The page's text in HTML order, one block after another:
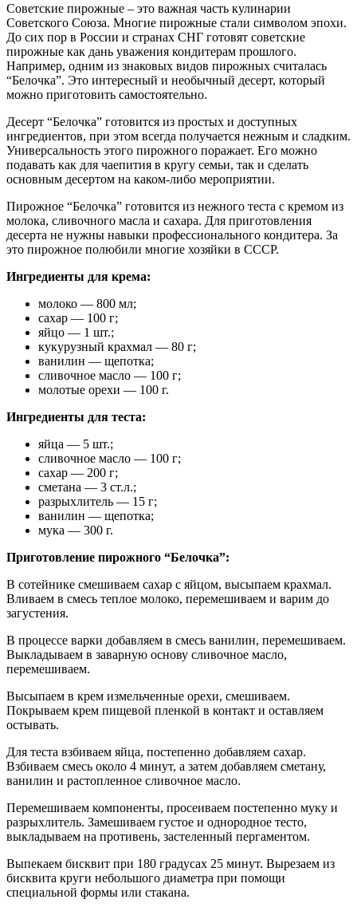
Советские пирожные – это важная часть кулинарии
Советского Союза. Многие пирожные стали символом эпохи.
До сих пор в России и странах СНГ готовят советские
пирожные как дань уважения кондитерам прошлого.
Например, одним из знаковых видов пирожных считалась
“Белочка”. Это интересный и необычный десерт, который
можно приготовить самостоятельно.
Десерт “Белочка” готовится из простых и доступных
ингредиентов, при этом всегда получается нежным и сладким.
Универсальность этого пирожного поражает. Его можно
подавать как для чаепития в кругу семьи, так и сделать
основным десертом на каком-либо мероприятии.
Пирожное “Белочка” готовится из нежного теста с кремом из
молока, сливочного масла и сахара. Для приготовления
десерта не нужны навыки профессионального кондитера. За
это пирожное полюбили многие хозяйки в СССР.
Ингредиенты для крема:
молоко — 800 мл;
сахар — 100 г;
яйцо — 1 шт.;
кукурузный крахмал — 80 г;
ванилин — щепотка;
сливочное масло — 100 г;
молотые орехи — 100 г.
Ингредиенты для теста:
яйца — 5 шт.;
сливочное масло — 100 г;
сахар — 200 г;
сметана — 3 ст.л.;
разрыхлитель — 15 г;
ванилин — щепотка;
мука — 300 г.
Приготовление пирожного “Белочка”:
В сотейнике смешиваем сахар с яйцом, высыпаем крахмал.
Вливаем в смесь теплое молоко, перемешиваем и варим до
загустения.
В процессе варки добавляем в смесь ванилин, перемешиваем.
Выкладываем в заварную основу сливочное масло,
перемешиваем.
Высыпаем в крем измельченные орехи, смешиваем.
Покрываем крем пищевой пленкой в контакт и оставляем
остывать.
Для теста взбиваем яйца, постепенно добавляем сахар.
Взбиваем смесь около 4 минут, а затем добавляем сметану,
ванилин и растопленное сливочное масло.
Перемешиваем компоненты, просеиваем постепенно муку и
разрыхлитель. Замешиваем густое и однородное тесто,
выкладываем на противень, застеленный пергаментом.
Выпекаем бисквит при 180 градусах 25 минут. Вырезаем из
бисквита круги небольшого диаметра при помощи
специальной формы или стакана.